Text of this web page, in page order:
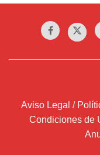
Aviso Legal /
Condiciones de